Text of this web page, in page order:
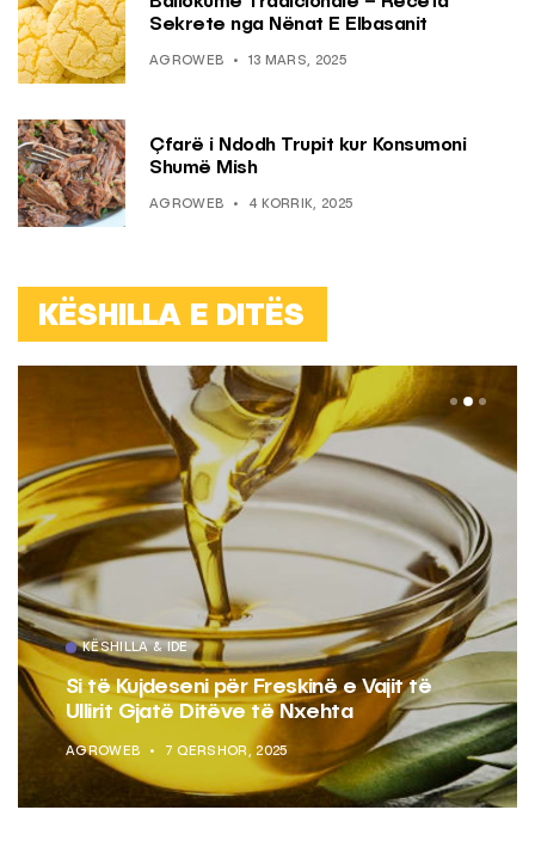
Sekrete nga Nënat E Elbasanit
AGROWEB 13 MARS, 2025
Çfarë i Ndodh Trupit kur Konsumoni
Shumë Mish
AGROWEB 4 KORRIK, 2025
KËSHILLA E DITËS
KËSHILLA & IDE
Si të Kujdeseni për Freskinë e Vajit të
Ullirit Gjatë Ditëve të Nxehta
AGROWEB 7 QERSHOR, 2025